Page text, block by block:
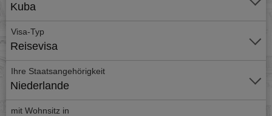
Kuba
Visa-Typ
Reisevisa
Ihre Staatsangehörigkeit
Niederlande
mit Wohnsitz in